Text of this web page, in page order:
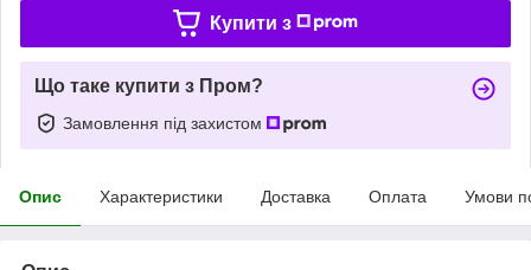
Купити з
Що таке купити з Пром?
Замовлення під захистом
Опис Характеристики Доставка Оплата Умови